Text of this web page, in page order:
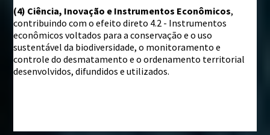
(4) Ciência, Inovação e Instrumentos Econômicos,
contribuindo com o efeito direto 4.2 - Instrumentos
econômicos voltados para a conservação e o uso
sustentável da biodiversidade, o monitoramento e
controle do desmatamento e o ordenamento territorial
desenvolvidos, difundidos e utilizados.